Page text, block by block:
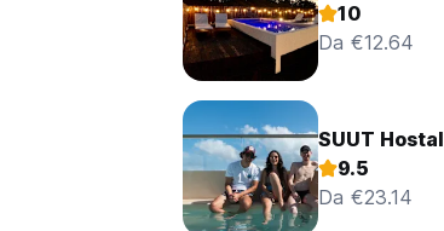
10
Da €12.64
SUUT
9.5
Da €23.14